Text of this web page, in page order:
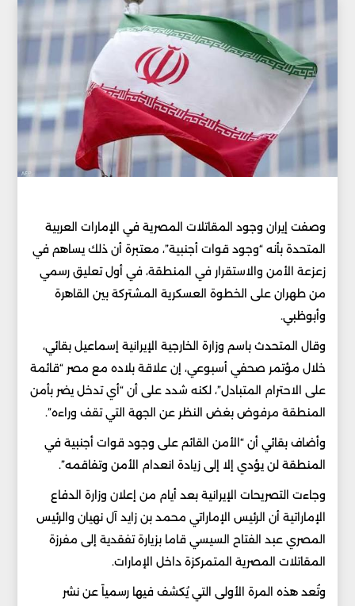
وصفت إيران وجود المقاتلات المصرية في الإمارات العربية
المتحدة بأنه “وجود قوات أجنبية”، معتبرة أن ذلك يساهم في
زعزعة الأمن والاستقرار في المنطقة، في أول تعليق رسمي
من طهران على الخطوة العسكرية المشتركة بين القاهرة
وأبوظبي.
وقال المتحدث باسم وزارة الخارجية الإيرانية إسماعيل بقائي،
خلال مؤتمر صحفي أسبوعي، إن علاقة بلاده مع مصر “قائمة
على الاحترام المتبادل”، لكنه شدد على أن “أي تدخل يضر بأمن
المنطقة مرفوض بغض النظر عن الجهة التي تقف وراءه”.
وأضاف بقائي أن “الأمن القائم على وجود قوات أجنبية في
المنطقة لن يؤدي إلا إلى زيادة انعدام الأمن وتفاقمه”.
وجاءت التصريحات الإيرانية بعد أيام من إعلان وزارة الدفاع
الإماراتية أن الرئيس الإماراتي محمد بن زايد آل نهيان والرئيس
المصري عبد الفتاح السيسي قاما بزيارة تفقدية إلى مفرزة
المقاتلات المصرية المتمركزة داخل الإمارات.
وتُعد هذه المرة الأولى التي يُكشف فيها رسمياً عن نشر